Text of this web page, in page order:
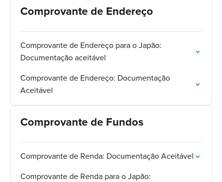
Comprovante de Endereço
Comprovante de Endereço para o Japão:
Documentação aceitável
Comprovante de Endereço: Documentação
Aceitável
Comprovante de Fundos
Comprovante de Renda: Documentação Aceitável
Comprovante de Renda para o Japão: